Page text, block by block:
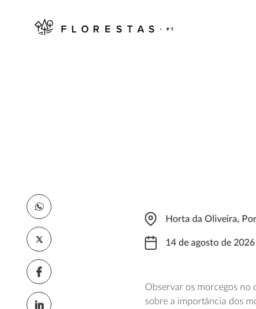
Horta da Oliveira,
14 de agosto de 2026
Observar os morcegos no
sobre a importância dos